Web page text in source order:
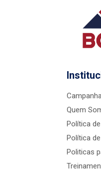
Quem
Política
Política
Politicas